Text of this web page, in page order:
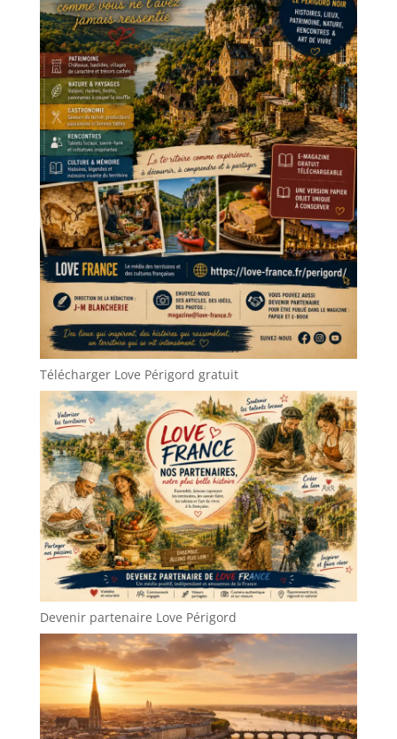
Télécharger Love Périgord gratuit
Devenir partenaire Love Périgord